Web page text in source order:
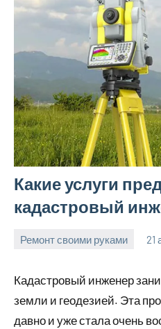
Какие услуги
кадастровый
Ремонт своими руками 21
Кадастровый инженер
земли и геодезией. Эта
давно и уже стала очень